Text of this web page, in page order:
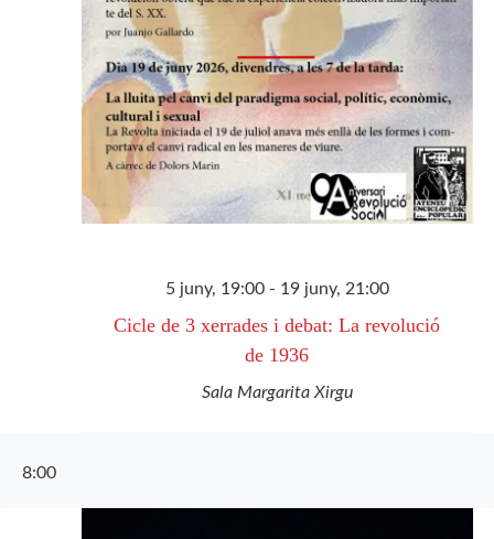
5 juny, 19:00- 19 juny, 21:00
Cicle de 3 xerrades i debat: La revolució
de 1936
Sala Margarita Xirgu
8:00